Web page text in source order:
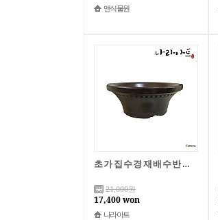
앤식물원
초가집수경재배수반모음/수반/어항/옹기/수경재배/테라리움수반/나라아트
21,000원
17,400 won
나라아트